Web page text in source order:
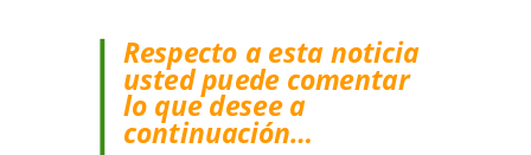
Respecto a esta noticia
usted puede comentar
lo que desee a
continuación…